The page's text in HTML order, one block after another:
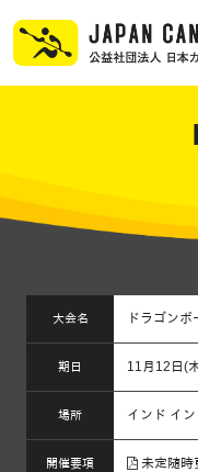
大会名 ドラゴン
期日 11月12日(
場所 インド イ
開催要項 未定随時